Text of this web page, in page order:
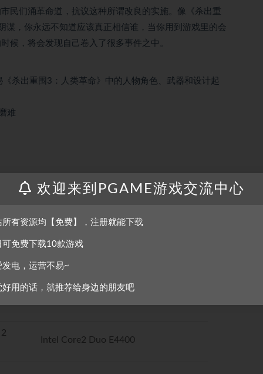
们涌革命道，抗议这种所谓改良的实施。像《杀出重
，你永远不知道应该真正相信谁，当你用到游戏里的会
候，将会发现自己卷入了很多事件之中。
杀出重围3：人类革命》中的人物角色、武器和设计起
难
最低配置
Intel Core2 Duo E4400
欢迎来到PGAME游戏交流中心
所有资源均【免费】，注册就能下载
可免费下载10款游戏
发电，运营不易~
好用的话，就推荐给身边的朋友吧